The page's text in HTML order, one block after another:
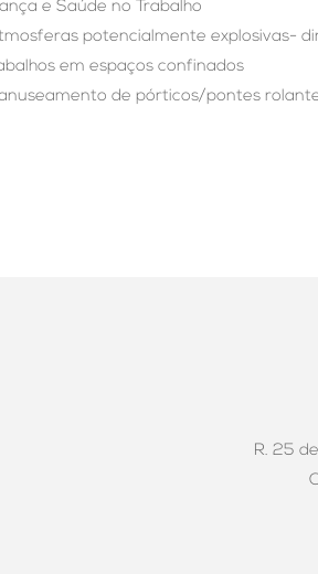
e Saúde no Trabalho
potencialmente explosivas-
em espaços confinados
de pórticos/pontes
R. 25